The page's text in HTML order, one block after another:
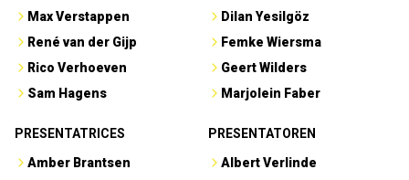
Max Verstappen
René van der Gijp
Rico Verhoeven
Sam Hagens
Dilan Yesilgöz
Femke Wiersma
Geert Wilders
Marjolein Faber
PRESENTATRICES
Amber Brantsen
PRESENTATOREN
Albert Verlinde